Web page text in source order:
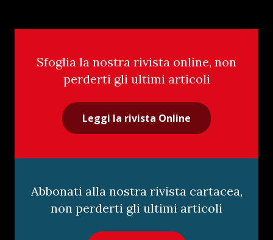
Sfoglia la nostra rivista online, non
perderti gli ultimi articoli
Leggi la rivista Online
Abbonati alla nostra rivista cartacea,
non perderti gli ultimi articoli